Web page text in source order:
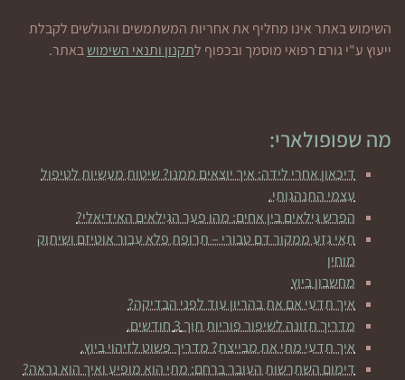
השימוש באתר אינו מחליף את אחריות המשתמשים והגולשים לקבלת
ייעוץ ע"י גורם רפואי מוסמך ובכפוף לתקנון ותנאי השימושבאתר.
מה שפופולארי:
דיכאון אחרי לידה: איך יוצאים ממנו? שיטות מעשיות לטיפול
עצמי התנהגותי.
הפרש גילאים בין אחים: מהו פער הגילאים האידיאלי?
תאי גזע ממקור דם טבורי – תרופת פלא עבור אוטיזם ושיתוק
מוחין
מחשבון ביוץ
איך תדעי אם את בהריון עוד לפני הבדיקה?
מדריך תזונה לשיפור פוריות תוך 3 חודשים.
איך תדעי מתי את מבייצת? מדריך פשוט לזיהוי ביוץ.
דימום השתרשות העובר ברחם: מתי הוא מופיע ואיך הוא נראה?